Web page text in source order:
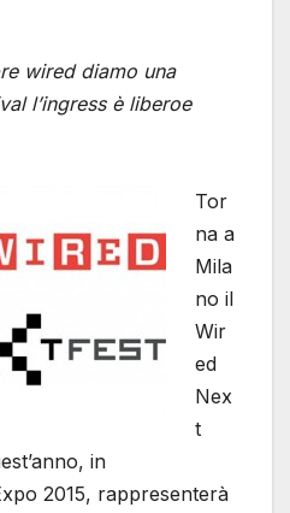
wired diamo una
l’ingress è liberoe
Tor
na a
Mila
no il
Wir
ed
Nex
t
in
2015, rappresenterà